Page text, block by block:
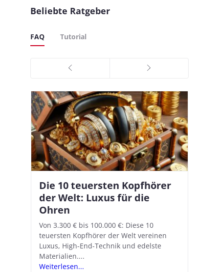
Beliebte Ratgeber
FAQ Tutorial
Die 10 teuersten Kopfhörer
der Welt: Luxus für die
Ohren
Von 3.300 € bis 100.000 €: Diese 10
teuersten Kopfhörer der Welt vereinen
Luxus, High-End-Technik und edelste
Materialien....
Weiterlesen...
Apple AirPods Pro 2 und iOS
18.1: So richtet ihr das neue
Hörgeräte-Feature ein
Mit iOS 18.1 und den AirPods Pro 2
verwandelt Apple seine In-Ear-Kopfhörer
in kostengünstige Hörhilfen. In wenigen
Schritten...
Weiterlesen...